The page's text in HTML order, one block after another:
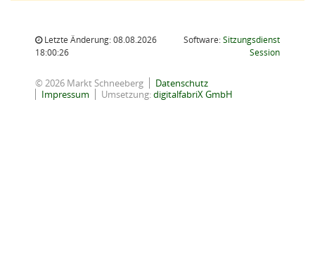
Letzte Änderung: 08.08.2026
18:00:26
Software:Sitzungsdienst
Session(Wird in
© 2026 Markt Schneeberg
Datenschutz
Impressum
Umsetzung:digitalfabriX GmbH